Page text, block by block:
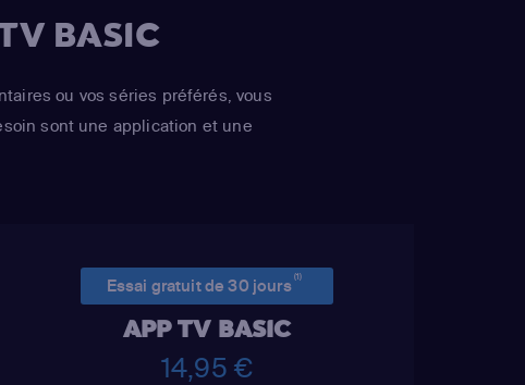
,Natalie Dormer
BASIC
ou vos séries préférés, vous
sont une application et une
Essai gratuit de 30 jours(1)
APP TV BASIC
14,95 €